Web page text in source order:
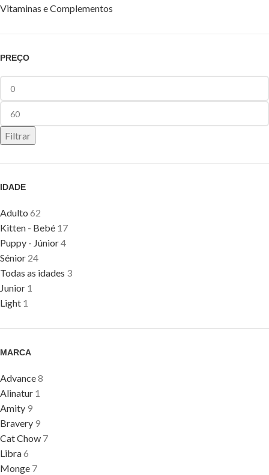
Vitaminas e Complementos
PREÇO
Filtrar
IDADE
Adulto 62
Kitten - Bebé 17
Puppy - Júnior4
Sénior 24
Todas as idades 3
Junior 1
Light 1
MARCA
Advance8
Alinatur 1
Amity 9
Bravery 9
Cat Chow 7
Libra6
Monge 7